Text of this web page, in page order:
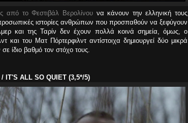
από το Φεστιβάλ Βερολίνουνα κάνουν την ελληνική τους
ιστορίες ανθρώπων που προσπαθούν να ξεφύγουν
και της Ταρίν δεν έχουν πολλά κοινά σημεία, όμως, ο
και του Ματ Πόρτερφιλντ αντίστοιχα δημιουργεί δύο μικρά
ίδιο βαθμό τον στόχο τους.
ALL SO QUIET (3,5*/5)